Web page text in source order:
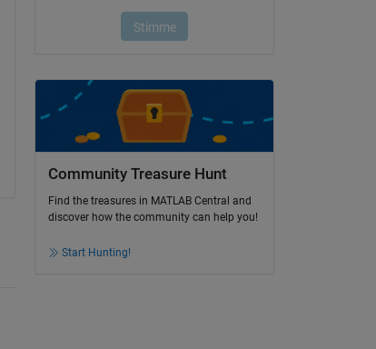
Community Treasure Hunt
Find the treasures in MATLAB Central and
discover how the community can help you!
Start Hunting!